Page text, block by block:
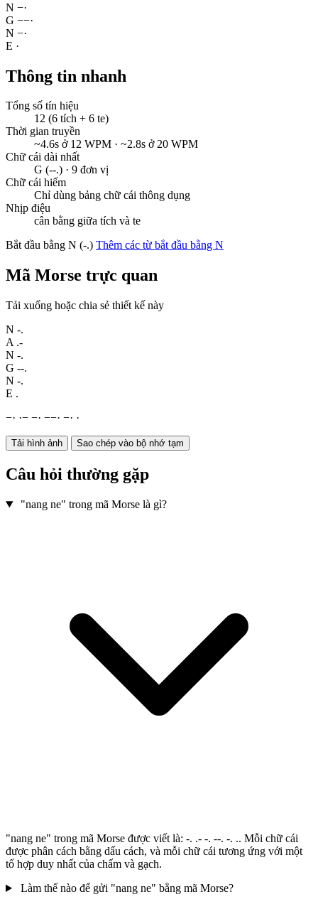
N −·
G −−·
N −·
E ·
Thông tin nhanh
Tổng số tín hiệu
12 (6 tích + 6 te)
Thời gian truyền
~4.6s ở 12 WPM · ~2.8s ở 20 WPM
Chữ cái dài nhất
G (--.) · 9 đơn vị
Chữ cái hiếm
Chỉ dùng bảng chữ cái thông dụng
Nhịp điệu
cân bằng giữa tích và te
Bắt đầu bằng N (-.) Thêm các từ bắt đầu bằng N
Mã Morse trực quan
Tải xuống hoặc chia sẻ thiết kế này
N -.
A .-
N -.
G --.
N -.
E .
−· ·− −· −−· −· ·
Tải hình ảnh Sao chép vào bộ nhớ tạm
Câu hỏi thường gặp
"nang ne" trong mã Morse là gì?
"nang ne" trong mã Morse được viết là: -. .- -. --. -. .. Mỗi chữ cái
được phân cách bằng dấu cách, và mỗi chữ cái tương ứng với một
tổ hợp duy nhất của chấm và gạch.
Làm thế nào để gửi "nang ne" bằng mã Morse?